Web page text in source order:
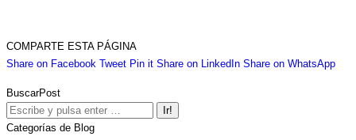
COMPARTE ESTA PÁGINA
Share on Facebook Share
TweetShare
Pin itShare
Share on LinkedInShare
Share on WhatsApp
BuscarPost
Buscar:
Categorías de Blog